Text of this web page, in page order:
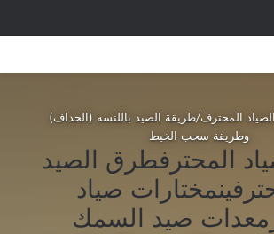
المحترف/طريقة الصيد باللنسه (الحداف)
وطريقة سحب الخيط
المحترفطرق الصيد
مختارات صياد
معدات صيد السمك